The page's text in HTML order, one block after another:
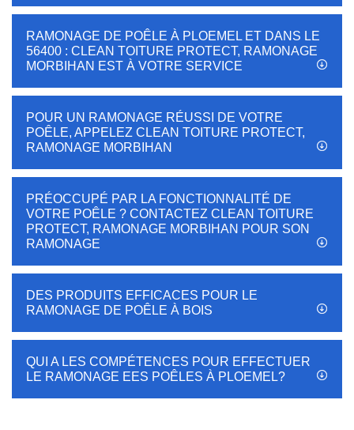
RAMONAGE DE POÊLE À PLOEMEL ET DANS LE
56400 : CLEAN TOITURE PROTECT, RAMONAGE
MORBIHAN EST À VOTRE SERVICE
POUR UN RAMONAGE RÉUSSI DE VOTRE
POÊLE, APPELEZ CLEAN TOITURE PROTECT,
RAMONAGE MORBIHAN
PRÉOCCUPÉ PAR LA FONCTIONNALITÉ DE
VOTRE POÊLE ? CONTACTEZ CLEAN TOITURE
PROTECT, RAMONAGE MORBIHAN POUR SON
RAMONAGE
DES PRODUITS EFFICACES POUR LE
RAMONAGE DE POÊLE À BOIS
QUI A LES COMPÉTENCES POUR EFFECTUER
LE RAMONAGE EES POÊLES À PLOEMEL?